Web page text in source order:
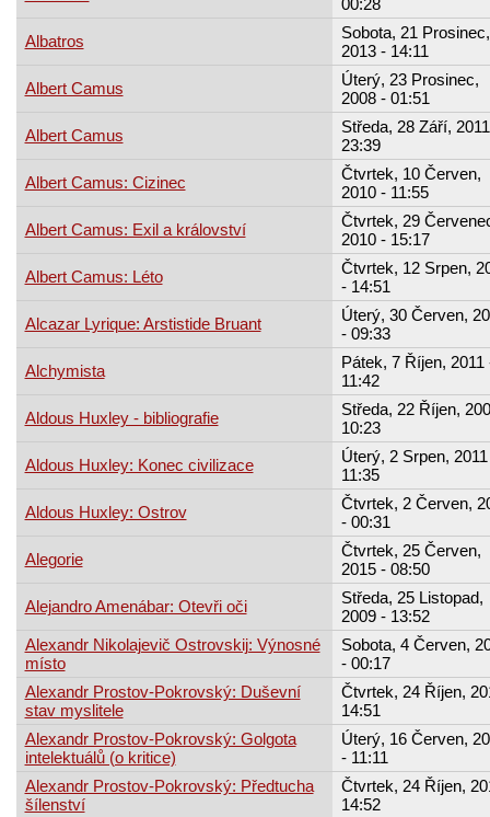
Albatros
Sobota, 21 Prosinec,
2013 - 14:11
Albert Camus
Úterý, 23 Prosinec,
2008 - 01:51
Albert Camus
Středa, 28 Září,
23:39
Albert Camus: Cizinec
Čtvrtek, 10 Červen,
2010 - 11:55
Albert Camus: Exil a království
Čtvrtek, 29
2010 - 15:17
Albert Camus: Léto
Čtvrtek, 12 Srpen,
- 14:51
Alcazar Lyrique: Arstistide Bruant
Úterý, 30 Červen,
- 09:33
Alchymista
Pátek, 7 Říjen, 2011
11:42
Aldous Huxley - bibliografie
Středa, 22 Říjen,
10:23
Aldous Huxley: Konec civilizace
Úterý, 2 Srpen,
11:35
Aldous Huxley: Ostrov
Čtvrtek, 2 Červen,
- 00:31
Alegorie
Čtvrtek, 25 Červen,
2015 - 08:50
Alejandro Amenábar: Otevři oči
Středa, 25 Listopad,
2009 - 13:52
Alexandr Nikolajevič Ostrovskij: Výnosné
místo
Sobota, 4 Červen,
- 00:17
Alexandr Prostov-Pokrovský: Duševní
stav myslitele
Čtvrtek, 24 Říjen,
14:51
Alexandr Prostov-Pokrovský: Golgota
intelektuálů (o kritice)
Úterý, 16 Červen,
- 11:11
Alexandr Prostov-Pokrovský: Předtucha
šílenství
Čtvrtek, 24 Říjen,
14:52